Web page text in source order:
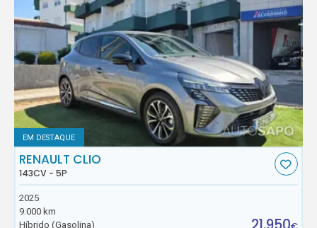
EM DESTAQUE
RENAULT CLIO
143CV - 5P
2025
9.000 km
Híbrido (Gasolina)